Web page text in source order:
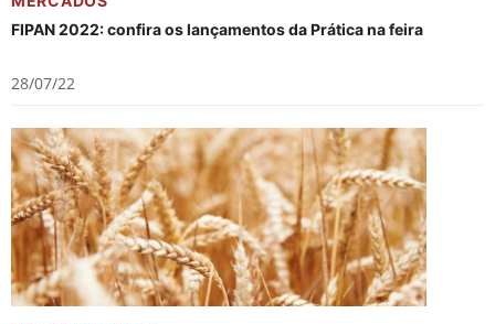
FIPAN 2022: confira os lançamentos da Prática na feira
28/07/22